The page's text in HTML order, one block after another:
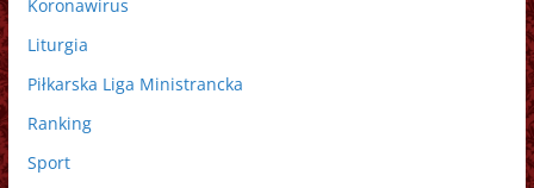
Koronawirus
Liturgia
Piłkarska Liga Ministrancka
Ranking
Sport